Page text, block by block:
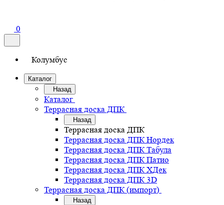
0
Колумбус
Каталог
Назад
Каталог
Террасная доска ДПК
Назад
Террасная доска ДПК
Террасная доска ДПК Нордек
Террасная доска ДПК Табула
Террасная доска ДПК Патио
Террасная доска ДПК ХДек
Террасная доска ДПК 3D
Террасная доска ДПК (импорт)
Назад